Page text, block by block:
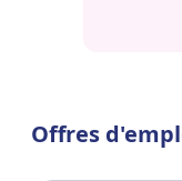
Offres